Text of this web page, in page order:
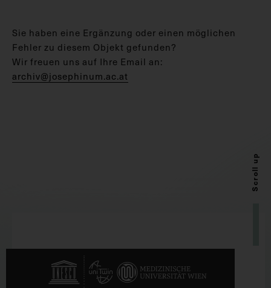
Sie haben eine Ergänzung oder einen möglichen
Fehler zu diesem Objekt gefunden?
Wir freuen uns auf Ihre Email an:
archiv@josephinum.ac.at
Scroll up